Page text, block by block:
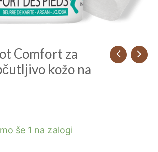
Comfort za
kožo na
še 1 na zalogi